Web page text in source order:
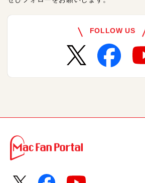
FOLLOW US